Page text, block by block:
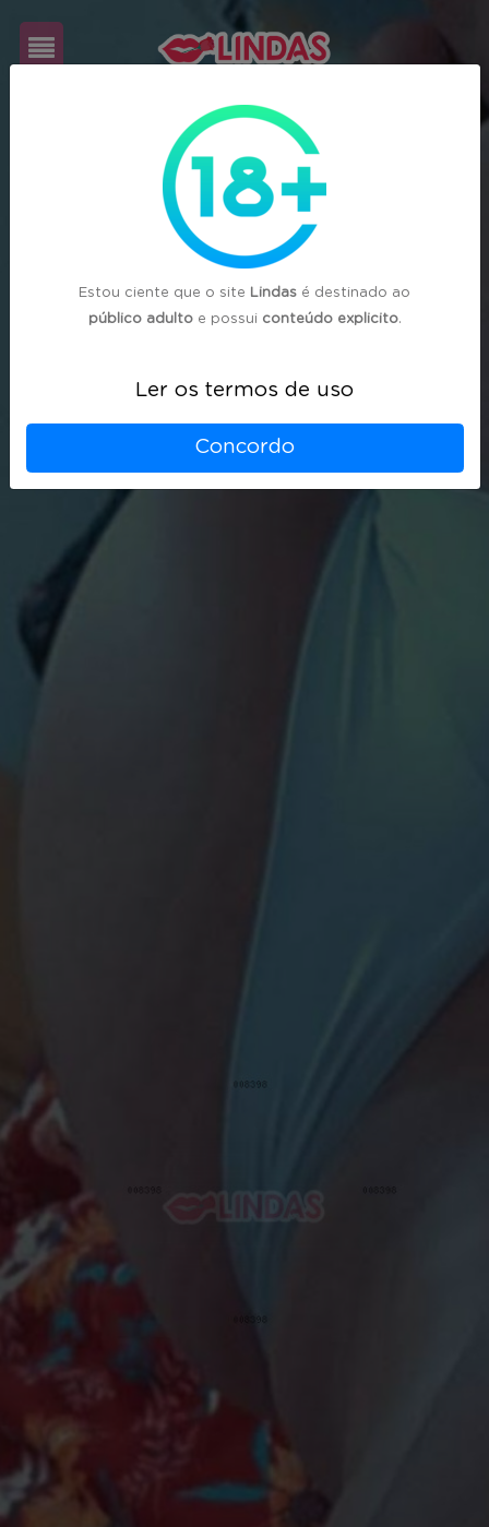
Estou ciente que o site Lindas é destinado ao
público adultoe possui conteúdo explicito.
Ler os termos de uso
Concordo